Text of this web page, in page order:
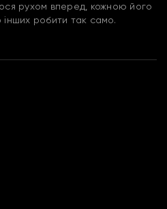
рухом вперед, кожною його
робити так само.